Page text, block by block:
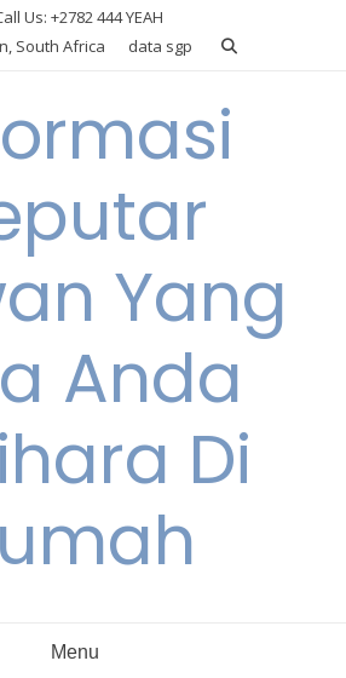
Us: +2782 444 YEAH
South Africa
data sgp
Yang
Anda
Di
Menu